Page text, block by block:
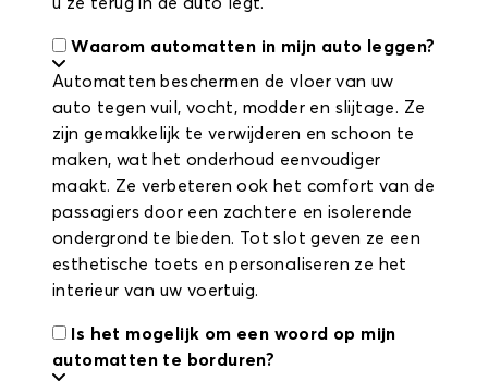
Waarom automatten in mijn auto leggen?
Automatten beschermen de vloer van uw
auto tegen vuil, vocht, modder en slijtage. Ze
zijn gemakkelijk te verwijderen en schoon te
maken, wat het onderhoud eenvoudiger
maakt. Ze verbeteren ook het comfort van de
passagiers door een zachtere en isolerende
ondergrond te bieden. Tot slot geven ze een
esthetische toets en personaliseren ze het
interieur van uw voertuig.
Is het mogelijk om een woord op mijn
automatten te borduren?